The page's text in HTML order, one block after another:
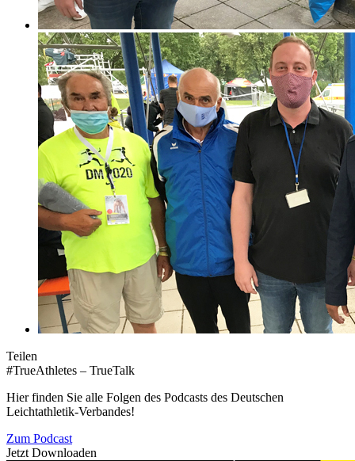
Teilen
#TrueAthletes – TrueTalk
Hier finden Sie alle Folgen des Podcasts des Deutschen
Leichtathletik-Verbandes!
Zum Podcast
Jetzt Downloaden